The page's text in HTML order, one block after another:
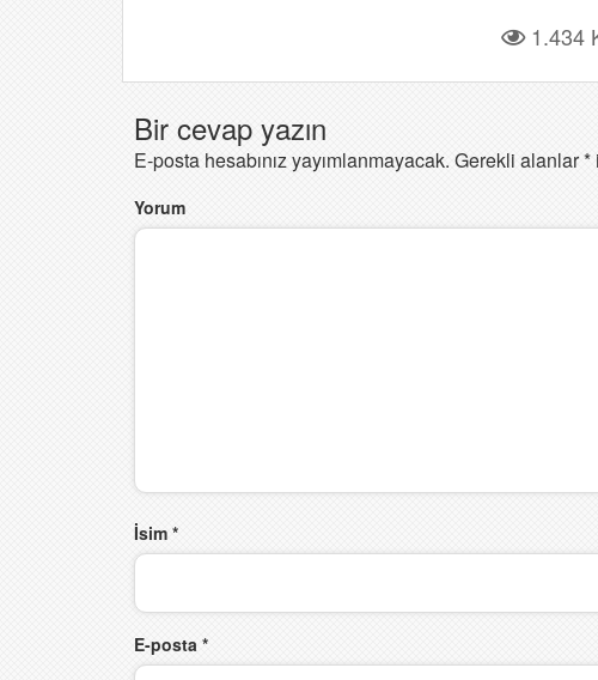
1.434
Bir cevap yazın
E-posta hesabınız yayımlanmayacak. Gerekli alanlar*
Yorum
İsim *
E-posta *